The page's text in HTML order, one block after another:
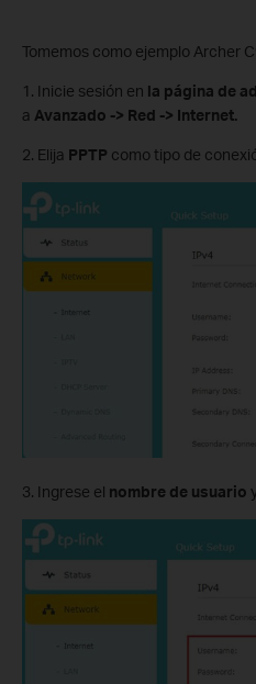
Tomemos como ejemplo Archer
1. Inicie sesión en la página de
a Avanzado -> Red -> Internet.
2. Elija PPTP como tipo de
3. Ingrese el nombre de usuario